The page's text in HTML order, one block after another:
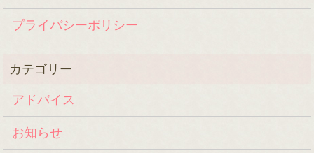
プライバシーポリシー
アドバイス
お知らせ